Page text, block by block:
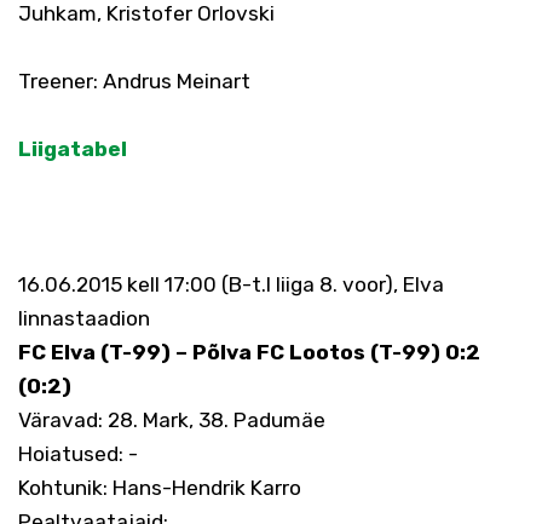
Juhkam, Kristofer Orlovski
Treener: Andrus Meinart
Liigatabel
16.06.2015 kell 17:00 (B-t.I liiga 8. voor), Elva
linnastaadion
FC Elva (T-99) – Põlva FC Lootos (T-99) 0:2
(0:2)
Väravad: 28. Mark, 38. Padumäe
Hoiatused: -
Kohtunik: Hans-Hendrik Karro